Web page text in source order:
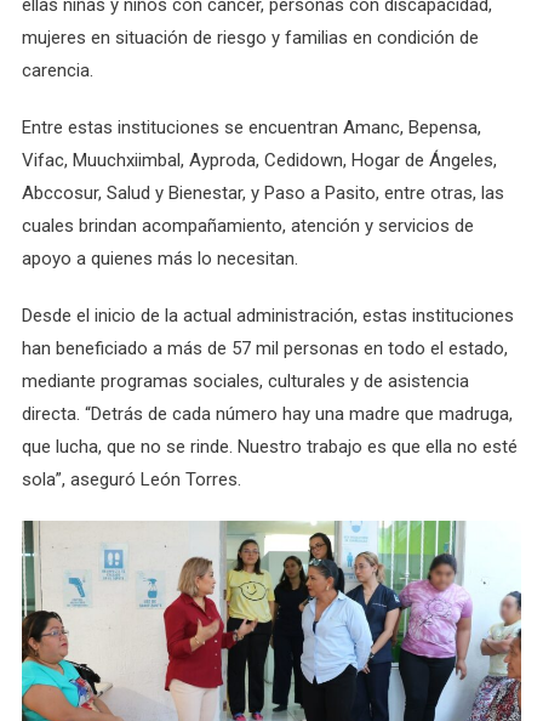
ellas niñas y niños con cáncer, personas con discapacidad,
mujeres en situación de riesgo y familias en condición de
carencia.
Entre estas instituciones se encuentran Amanc, Bepensa,
Vifac, Muuchxiimbal, Ayproda, Cedidown, Hogar de Ángeles,
Abccosur, Salud y Bienestar, y Paso a Pasito, entre otras, las
cuales brindan acompañamiento, atención y servicios de
apoyo a quienes más lo necesitan.
Desde el inicio de la actual administración, estas instituciones
han beneficiado a más de 57 mil personas en todo el estado,
mediante programas sociales, culturales y de asistencia
directa. “Detrás de cada número hay una madre que madruga,
que lucha, que no se rinde. Nuestro trabajo es que ella no esté
sola”, aseguró León Torres.